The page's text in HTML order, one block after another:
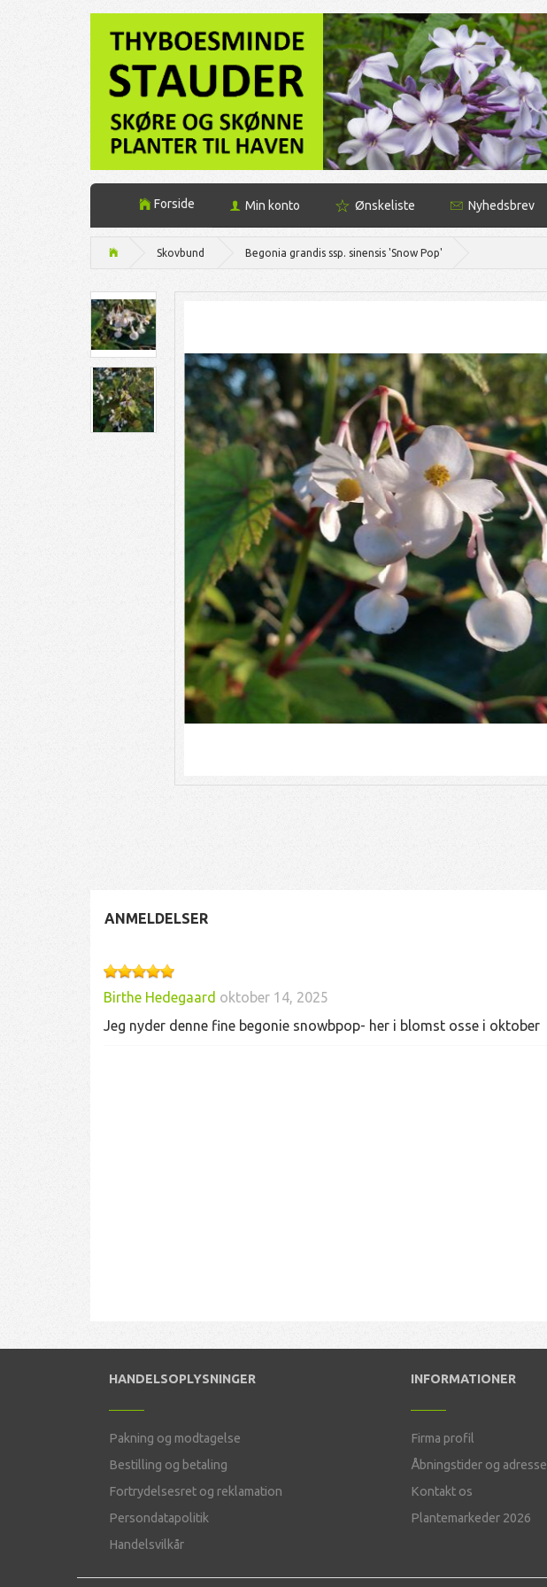
Forside Min konto Ønskeliste Nyhedsbrev
Skovbund Begonia grandis ssp. sinensis 'Snow Pop'
ANMELDELSER
Birthe Hedegaard oktober 14, 2025
Jeg nyder denne fine begonie snowbpop- her i blomst osse i oktober
HANDELSOPLYSNINGER
Pakning og modtagelse
Bestilling og betaling
Fortrydelsesret og reklamation
Persondatapolitik
Handelsvilkår
INFORMATIONER
Firma profil
Åbningstider og adresse
Kontakt os
Plantemarkeder 2026